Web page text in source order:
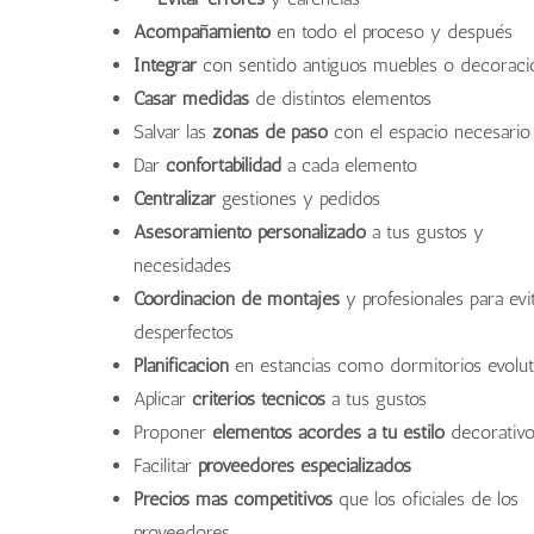
Acompañamiento en todo el proceso y después
Integrar con sentido antiguos muebles o
Casar medidas de distintos elementos
Salvar las zonas de paso con el espacio necesario
Dar confortabilidad a cada elemento
Centralizar gestiones y pedidos
Asesoramiento personalizado a tus gustos y
necesidades
Coordinación de montajes y profesionales para
desperfectos
Planificación en estancias como dormitorios
Aplicar criterios técnicos a tus gustos
Proponer elementos acordes a tu estilo decorativo
Facilitar proveedores especializados
Precios más competitivos que los oficiales de los